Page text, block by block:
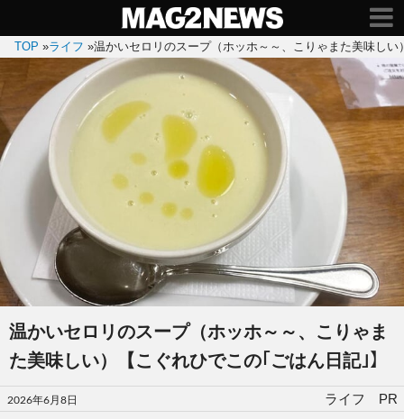
TOP »ライフ »温かいセロリのスープ（ホッホ～～、こりゃまた美味し
温かいセロリのスープ（ホッホ～～、こりゃま
た美味しい）【こぐれひでこの｢ごはん日記｣】
投
稿
2026年6月8日 ライフ PR